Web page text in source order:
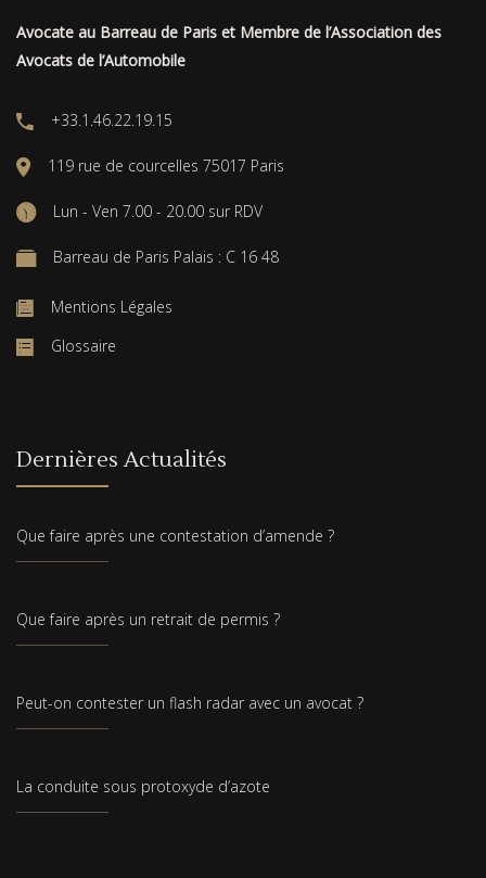
Avocate au Barreau de Paris et Membre de l’Association des
Avocats de l’Automobile
+33.1.46.22.19.15
119 rue de courcelles 75017 Paris
Lun - Ven 7.00 - 20.00 sur RDV
Barreau de Paris Palais : C 16 48
Mentions Légales
Glossaire
Dernières Actualités
Que faire après une contestation d’amende ?
Que faire après un retrait de permis ?
Peut-on contester un flash radar avec un avocat ?
La conduite sous protoxyde d’azote